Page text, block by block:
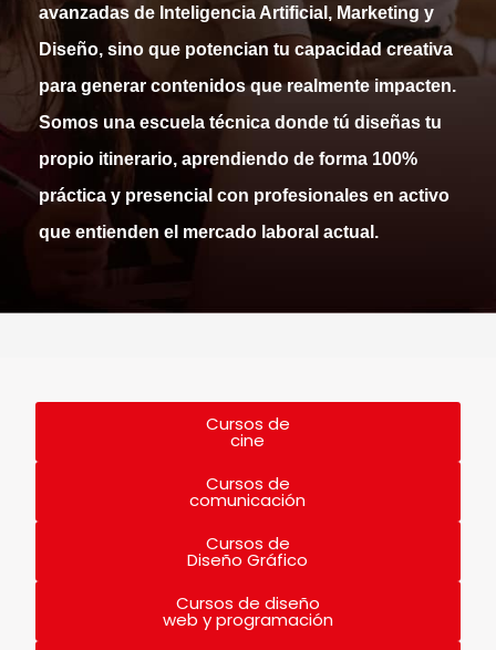
avanzadas de Inteligencia Artificial, Marketing y
Diseño, sino que potencian tu capacidad creativa
para generar contenidos que realmente impacten.
Somos una escuela técnica donde tú diseñas tu
propio itinerario, aprendiendo de forma 100%
práctica y presencial con profesionales en activo
que entienden el mercado laboral actual.
Cursos de
cine
Cursos de
comunicación
Cursos de
Diseño Gráfico
Cursos de diseño
web y programación